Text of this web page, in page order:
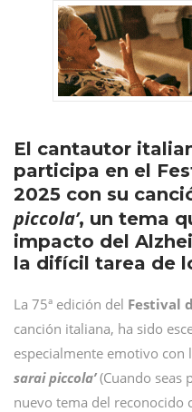
El cantautor
participa en el
2025 con su
piccola’, un tema
impacto del
la difícil tarea de
La 75ª edición del Festival
canción italiana, ha sido
especialmente emotivo con
sarai piccola’(Cuando seas
nuevo tema del reconocido